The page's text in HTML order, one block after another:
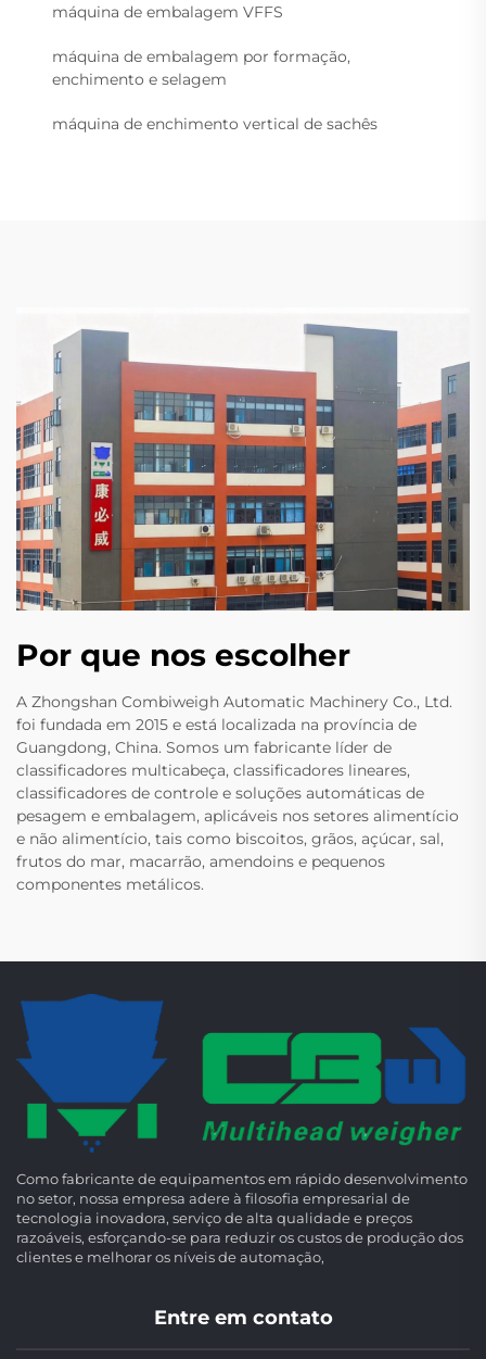
máquina de embalagem VFFS
máquina de embalagem por formação,
enchimento e selagem
máquina de enchimento vertical de sachês
Por que nos escolher
A Zhongshan Combiweigh Automatic Machinery Co., Ltd.
foi fundada em 2015 e está localizada na província de
Guangdong, China. Somos um fabricante líder de
classificadores multicabeça, classificadores lineares,
classificadores de controle e soluções automáticas de
pesagem e embalagem, aplicáveis nos setores alimentício
e não alimentício, tais como biscoitos, grãos, açúcar, sal,
frutos do mar, macarrão, amendoins e pequenos
componentes metálicos.
Como fabricante de equipamentos em rápido desenvolvimento
no setor, nossa empresa adere à filosofia empresarial de
tecnologia inovadora, serviço de alta qualidade e preços
razoáveis, esforçando-se para reduzir os custos de produção dos
clientes e melhorar os níveis de automação,
Entre em contato